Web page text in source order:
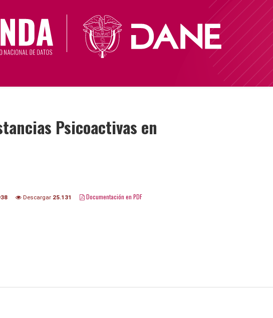
Psicoactivas en
Descargar 25.131 Documentación en PDF